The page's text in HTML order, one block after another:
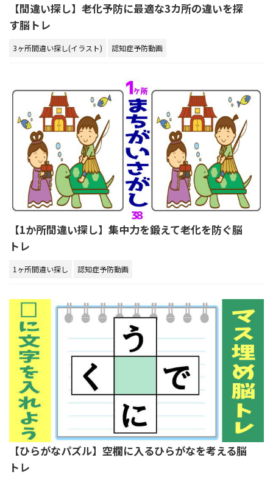
【間違い探し】老化予防に最適な3カ所の違いを探
す脳トレ
3ヶ所間違い探し(イラスト) 認知症予防動画
【1か所間違い探し】集中力を鍛えて老化を防ぐ脳
トレ
1ヶ所間違い探し 認知症予防動画
【ひらがなパズル】空欄に入るひらがなを考える脳
トレ